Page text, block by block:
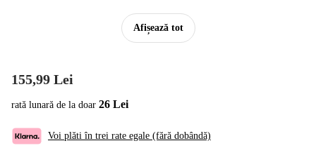
Afișează tot
155,99 Lei
rată lunară de la doar 26 Lei
Voi plăti în trei rate egale (fără dobândă)